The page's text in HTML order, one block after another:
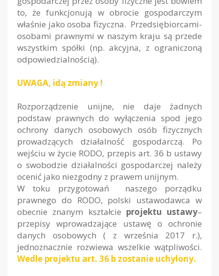
to, że funkcjonują w obrocie gospodarczym
właśnie jako osoba fizyczna. Przedsiębiorcami-
osobami prawnymi w naszym kraju są przede
wszystkim spółki (np. akcyjna, z ograniczoną
odpowiedzialnością).
UWAGA, idą zmiany !
Rozporządzenie unijne, nie daje żadnych
podstaw prawnych do wyłączenia spod jego
ochrony danych osobowych osób fizycznych
prowadzących działalność gospodarczą. Po
wejściu w życie RODO, przepis art. 36 b ustawy
o swobodzie działalności gospodarczej należy
ocenić jako niezgodny z prawem unijnym.
W toku przygotowań naszego porządku
prawnego do RODO, polski ustawodawca w
obecnie znanym kształcie projektu ustawy–
przepisy wprowadzające ustawę o ochronie
danych osobowych ( z września 2017 r.),
jednoznacznie rozwiewa wszelkie wątpliwości.
Wedle projektu art. 36 b zostanie uchylony.